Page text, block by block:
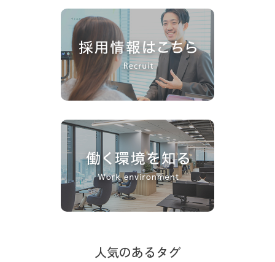
人気のあるタグ